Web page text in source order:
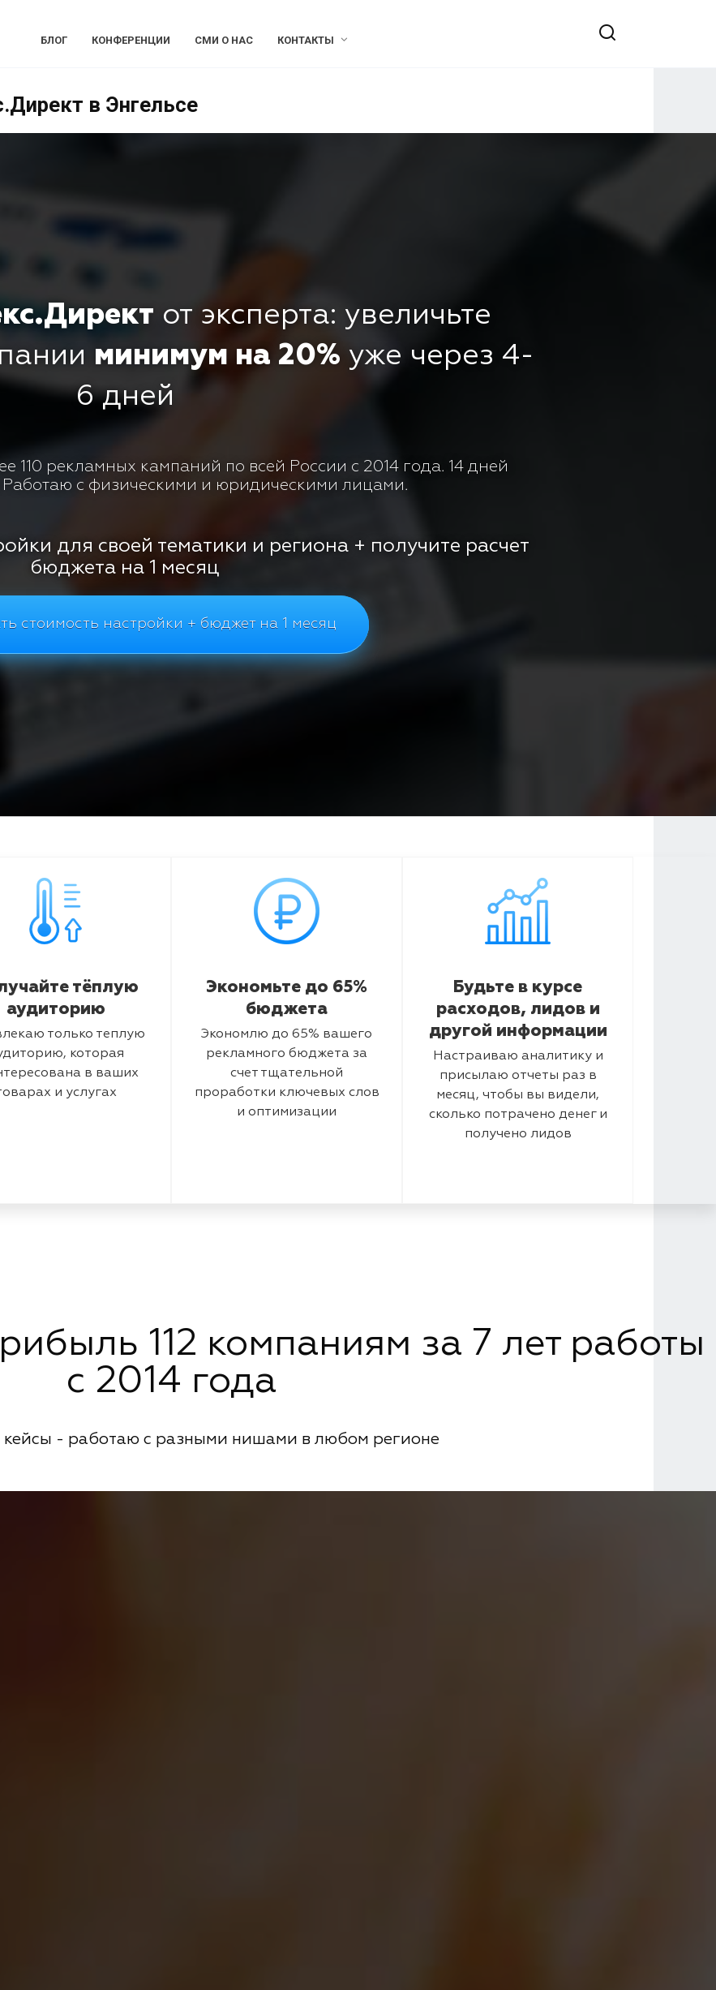
БЛОГ КОНФЕРЕНЦИИ СМИ О НАС КОНТАКТЫ
в Энгельсе
от эксперта: увеличьте
минимум на 20% уже через 4-
6 дней
110 рекламных кампаний по всей России с 2014 года. 14 дней
Работаю с физическими и юридическими лицами.
для своей тематики и региона + получите расчет
бюджета на 1 месяц
стоимость настройки + бюджет на 1 месяц
тёплую
аудиторию
только теплую
которая
в ваших
и услугах
Экономьте до 65%
бюджета
Экономлю до 65% вашего
рекламного бюджета за
счет тщательной
проработки ключевых слов
и оптимизации
Будьте в курсе
расходов, лидов и
другой информации
Настраиваю аналитику и
присылаю отчеты раз в
месяц, чтобы вы видели,
сколько потрачено денег и
получено лидов
112 компаниям за 7 лет работы
с 2014 года
кейсы - работаю с разными нишами в любом регионе